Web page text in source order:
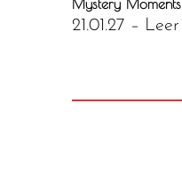
Mystery Moments
21.01.27 – Leer